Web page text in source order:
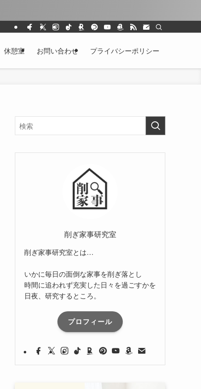
休憩室 お問い合わせ プライバシーポリシー
削ぎ家事研究室
削ぎ家事研究室とは…
いかに毎日の面倒な家事を削ぎ落とし
時間に追われず充実した日々を過ごすかを
日夜、研究するところ。
プロフィール